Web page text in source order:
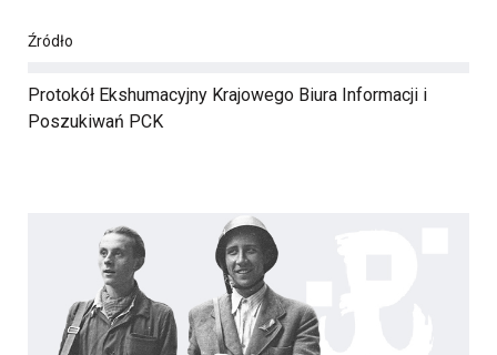
Źródło
Protokół Ekshumacyjny Krajowego Biura Informacji i
Poszukiwań PCK